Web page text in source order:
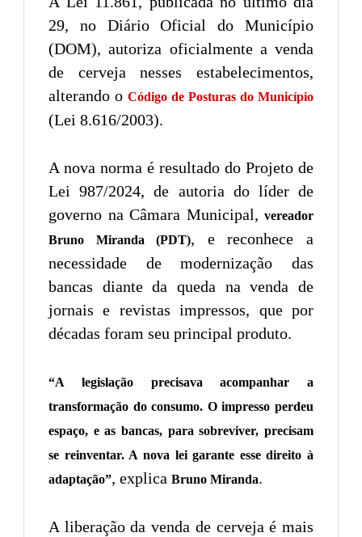
29, no Diário Oficial do Município
(DOM), autoriza oficialmente a venda
de cerveja nesses estabelecimentos,
alterando o Código de Posturas do Município
(Lei 8.616/2003).
A nova norma é resultado do Projeto de
Lei 987/2024, de autoria do líder de
governo na Câmara Municipal, vereador
Bruno Miranda (PDT), e reconhece a
necessidade de modernização das
bancas diante da queda na venda de
jornais e revistas impressos, que por
décadas foram seu principal produto.
“A legislação precisava acompanhar a
transformação do consumo. O impresso perdeu
espaço, e as bancas, para sobreviver, precisam
se reinventar. A nova lei garante esse direito à
adaptação”, explica Bruno Miranda.
A liberação da venda de cerveja é mais